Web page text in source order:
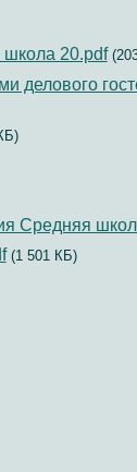
20.pdf
делового
Средняя
(1 501 КБ)